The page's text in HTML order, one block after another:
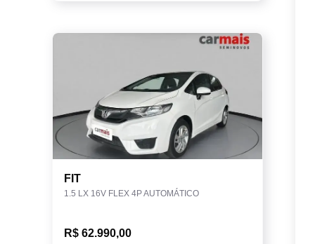
FIT
1.5 LX 16V FLEX 4P AUTOMÁTICO
R$ 62.990,00